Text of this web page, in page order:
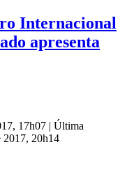
Internacional
apresenta
17h07 | Última
2017, 20h14